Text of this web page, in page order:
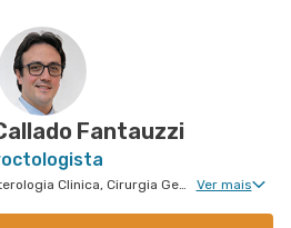
Rodrigues nr. 229
Conceicao, Sao
Sao Paulo - SP
nr. 1010 -
Fantauzzi
Proctologia Clinica, Gastroenterologia Clinica, Cirurgia Geral, Cirurgia Bariátrica, Cirurgia do Aparelho Digestivo, Cirurgia de Fígado, Cirurgia Oncológica, Cirurgia Oncológica do Aparelho Digestivo Ver mais